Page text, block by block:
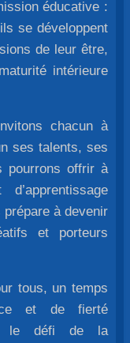
éducative :
se développent
de leur être,
intérieure
chacun à
ses talents, ses
pourrons offrir à
à devenir
et porteurs
tous, un temps
et de fierté
le défi de la